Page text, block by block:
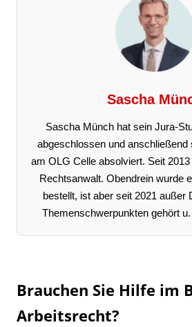
Sascha
Sascha Münch hat sein Jura-
abgeschlossen und anschließend
am OLG Celle absolviert. Seit
Rechtsanwalt. Obendrein wurde
bestellt, ist aber seit 2021 außer
Themenschwerpunkten gehört
Brauchen Sie Hilfe im
Arbeitsrecht?